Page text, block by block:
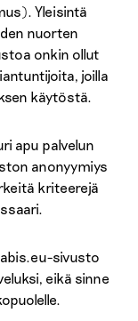
Yleisintä
nuorten
onkin ollut
joilla
käytöstä.
apu palvelun
anonyymiys
kriteerejä
sivusto
eikä sinne